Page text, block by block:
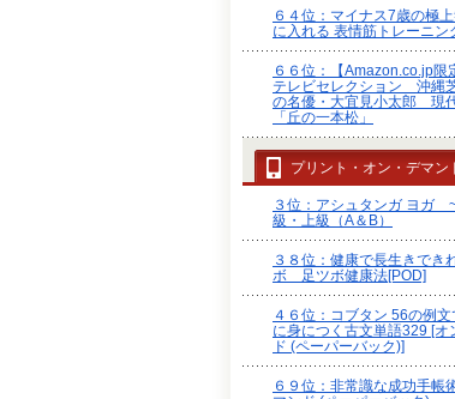
６４位：マイナス7歳の極
に入れる 表情筋トレーニン
６６位：【Amazon.co.jp限
テレビセレクション 沖縄
の名優・大宜見小太郎 現
「丘の一本松」
プリント・オン・デマン
３位：アシュタンガ ヨガ
級・上級（A＆B）
３８位：健康で長生きでき
ボ 足ツボ健康法[POD]
４６位：コブタン 56の例文
に身につく古文単語329 [オ
ド (ペーパーバック)]
６９位：非常識な成功手帳